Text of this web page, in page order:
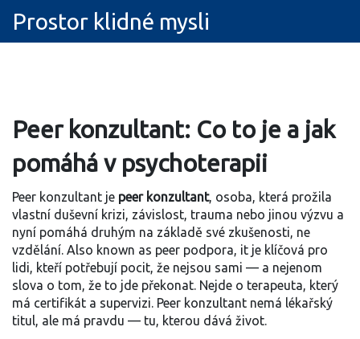
Prostor klidné mysli
Peer konzultant: Co to je a jak
pomáhá v psychoterapii
Peer konzultant je peer konzultant, osoba, která prožila
vlastní duševní krizi, závislost, trauma nebo jinou výzvu a
nyní pomáhá druhým na základě své zkušenosti, ne
vzdělání. Also known as peer podpora, it je klíčová pro
lidi, kteří potřebují pocit, že nejsou sami — a nejenom
slova o tom, že to jde překonat. Nejde o terapeuta, který
má certifikát a supervizi. Peer konzultant nemá lékařský
titul, ale má pravdu — tu, kterou dává život.